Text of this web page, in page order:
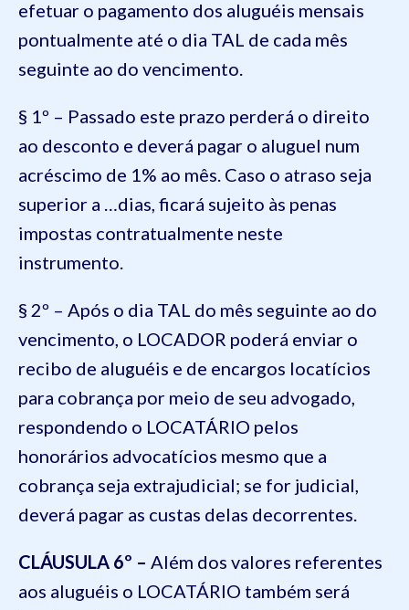
efetuar o pagamento dos aluguéis mensais
pontualmente até o dia TAL de cada mês
seguinte ao do vencimento.
§ 1º – Passado este prazo perderá o direito
ao desconto e deverá pagar o aluguel num
acréscimo de 1% ao mês. Caso o atraso seja
superior a …dias, ficará sujeito às penas
impostas contratualmente neste
instrumento.
§ 2º – Após o dia TAL do mês seguinte ao do
vencimento, o LOCADOR poderá enviar o
recibo de aluguéis e de encargos locatícios
para cobrança por meio de seu advogado,
respondendo o LOCATÁRIO pelos
honorários advocatícios mesmo que a
cobrança seja extrajudicial; se for judicial,
deverá pagar as custas delas decorrentes.
CLÁUSULA 6º – Além dos valores referentes
aos aluguéis o LOCATÁRIO também será